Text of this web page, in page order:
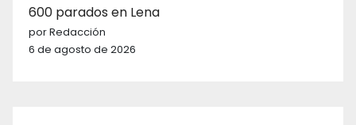
600 parados en Lena
por Redacción
6 de agosto de 2026